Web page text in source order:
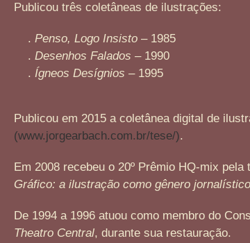
Publicou três coletâneas de ilustrações:
. Penso, Logo Insisto – 1985
. Desenhos Falados – 1990
. Ígneos Desígnios – 1995
Publicou em 2015 a coletânea digital de
(www.jorgearbach.com.br/tese/).
Em 2008 recebeu o 20º Prêmio HQ-mix pela
Gráfico: a ilustração como gênero jornalístico
De 1994 a 1996 atuou como membro do
Theatro Central, durante sua restauração.